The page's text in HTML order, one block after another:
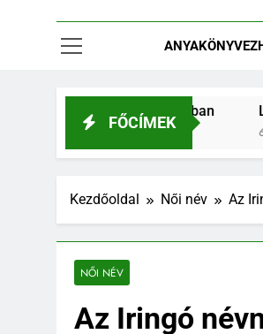
FŐCÍMEK
és férfinevek 2021-ban
Kezdőoldal Női név Az
NŐI NÉV
Az Iringó